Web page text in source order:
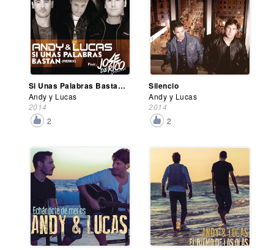
Si Unas Palabras Bastan (Remix)
Andy y Lucas
2014
2
Silencio
Andy y Lucas
2014
2